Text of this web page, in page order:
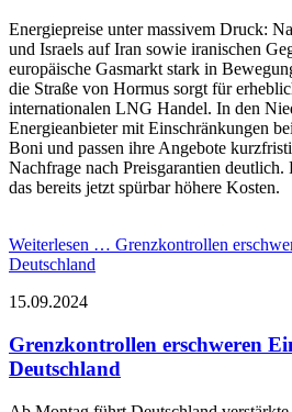
Energiepreise unter massivem Druck:
und Israels auf Iran sowie iranischen
europäische Gasmarkt stark in
die Straße von Hormus sorgt für
internationalen LNG Handel. In den
Energieanbieter mit Einschränkungen
Boni und passen ihre Angebote
Nachfrage nach Preisgarantien deutlich.
das bereits jetzt spürbar höhere Kosten.
Weiterlesen … Grenzkontrollen
Deutschland
15.09.2024
Grenzkontrollen erschweren
Deutschland